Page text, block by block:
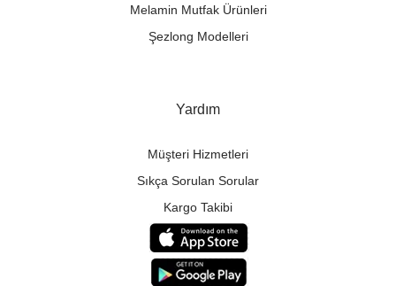
Melamin Mutfak Ürünleri
Şezlong Modelleri
Yardım
Müşteri Hizmetleri
Sıkça Sorulan Sorular
Kargo Takibi